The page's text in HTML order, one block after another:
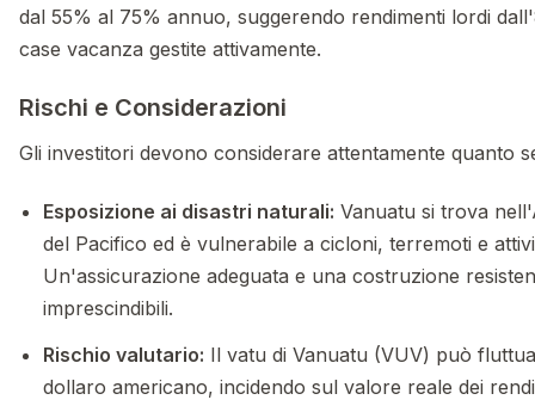
dal 55% al 75% annuo, suggerendo rendimenti lordi
case vacanza gestite attivamente.
Rischi e Considerazioni
Gli investitori devono considerare attentamente quanto
Esposizione ai disastri naturali: Vanuatu si trova
del Pacifico ed è vulnerabile a cicloni, terremoti e
Un'assicurazione adeguata e una costruzione
imprescindibili.
Rischio valutario: Il vatu di Vanuatu (VUV) può
dollaro americano, incidendo sul valore reale dei